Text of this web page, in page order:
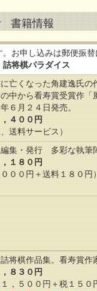
書籍情報
お申し込みは郵便振替
将棋パラダイス
亡くなった角建逸氏の
中から看寿賞受賞作「
６月２４日発売。
４００円
送料サービス）
集・発行 多彩な執筆
１８０円
００円＋送料１８０円）
将棋作品集。看寿賞作
８３０円
，５００円＋税１５０